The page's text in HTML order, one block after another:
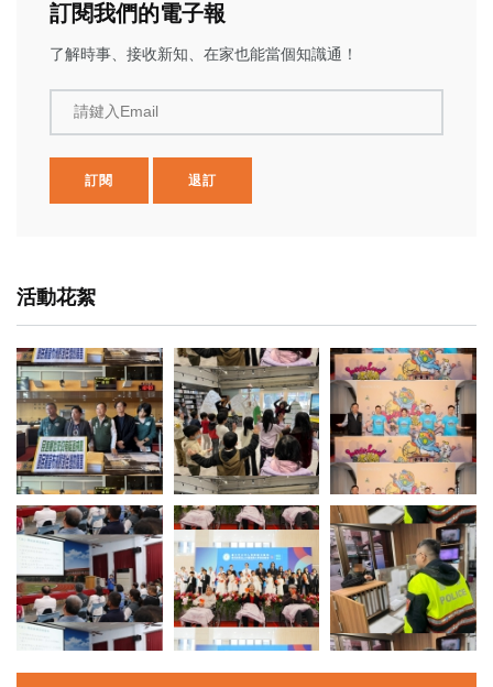
訂閱我們的電子報
了解時事、接收新知、在家也能當個知識通！
請鍵入Email
訂閱 退訂
活動花絮